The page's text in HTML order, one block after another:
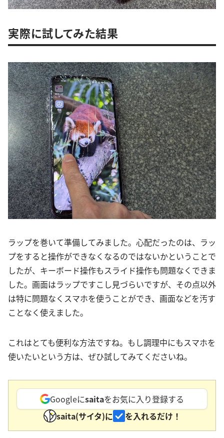
実際に試してみた結果
ラップを巻いて準備してみました。心配だったのは、ラッ
プをすると操作ができなくなるのではないかということで
したが、キーボード操作もスライド操作も問題なくできま
した。画面はラップですこし見づらいですが、その点以外
は特に問題なくスマホを使うことができ、画面などを汚す
ことなく使えました。
これはとても便利な方法ですね。もし調理中にもスマホを
使いたいという方は、ぜひ試してみてくださいね。
Googleにsaitaをお気に入り登録する
saita(サイタ)に
を入れるだけ！